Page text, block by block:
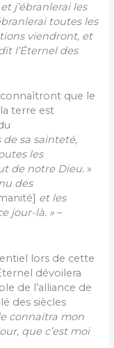
j’ébranlerai les
toutes les
viendront, et
l’Éternel des
que le
terre est
de sa sainteté,
les
de notre Dieu. »
des
et les
jour-là. » –
lors de cette
dévoilera
de l’alliance de
des siècles
connaitra mon
que c’est moi